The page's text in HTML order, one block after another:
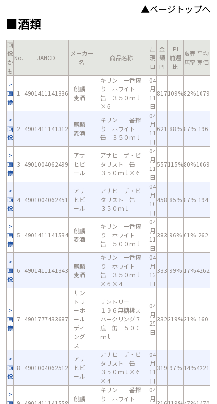
▲ページトップへ
■酒類
画
像
か
も
No. JANCD
メーカー
名
商品名称
出
現
日
金
額
PI
PI
前週
比
販売
店率
平均
売価
画
像
1 4901411141336
麒麟
麦酒
キリン 一番搾
り ホワイト
缶 ３５０ｍｌ
×６
04
月
11
日
817109%82%1079
画
像
2 4901411141312
麒麟
麦酒
キリン 一番搾
り ホワイト
缶 ３５０ｍｌ
04
月
11
日
621 88% 87% 196
画
像
3 4901004062499
アサ
ヒビ
ール
アサヒ ザ・ビ
タリスト 缶
３５０ｍｌ×６
04
月
11
日
557115%80%1069
画
像
4 4901004062451
アサ
ヒビ
ール
アサヒ ザ・ビ
タリスト 缶
３５０ｍｌ
04
月
10
日
458 85% 87% 194
画
像
5 4901411141534
麒麟
麦酒
キリン 一番搾
り ホワイト
缶 ５００ｍｌ
04
月
11
日
383 96% 61% 262
画
像
6 4901411141343
麒麟
麦酒
キリン 一番搾
り ホワイト
缶 ３５０ｍｌ
×６×４
04
月
12
日
333 99% 17%4262
画
像
7 4901777433687
サン
トリ
ーホ
ール
ディ
ング
ス
サントリー －
１９６無糖桃ス
パークリング７
度 缶 ５００
ｍｌ
04
月
25
日
332319%31% 160
画
像
8 4901004062512
アサ
ヒビ
ール
アサヒ ザ・ビ
タリスト 缶
３５０ｍｌ×６
×４
04
月
11
日
319 97% 14%4221
麒麟
キリン 一番搾
り ホワイト
04
月